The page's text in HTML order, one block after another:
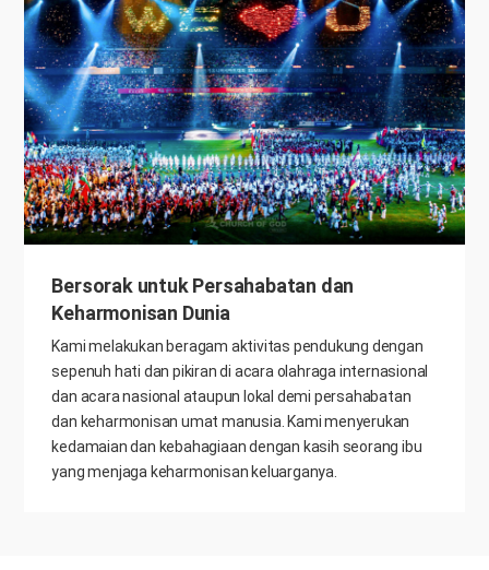
Bersorak untuk Persahabatan dan
Keharmonisan Dunia
Kami melakukan beragam aktivitas pendukung dengan
sepenuh hati dan pikiran di acara olahraga internasional
dan acara nasional ataupun lokal demi persahabatan
dan keharmonisan umat manusia. Kami menyerukan
kedamaian dan kebahagiaan dengan kasih seorang ibu
yang menjaga keharmonisan keluarganya.